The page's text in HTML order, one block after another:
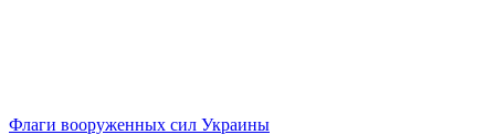
Флаги вооруженных сил Украины